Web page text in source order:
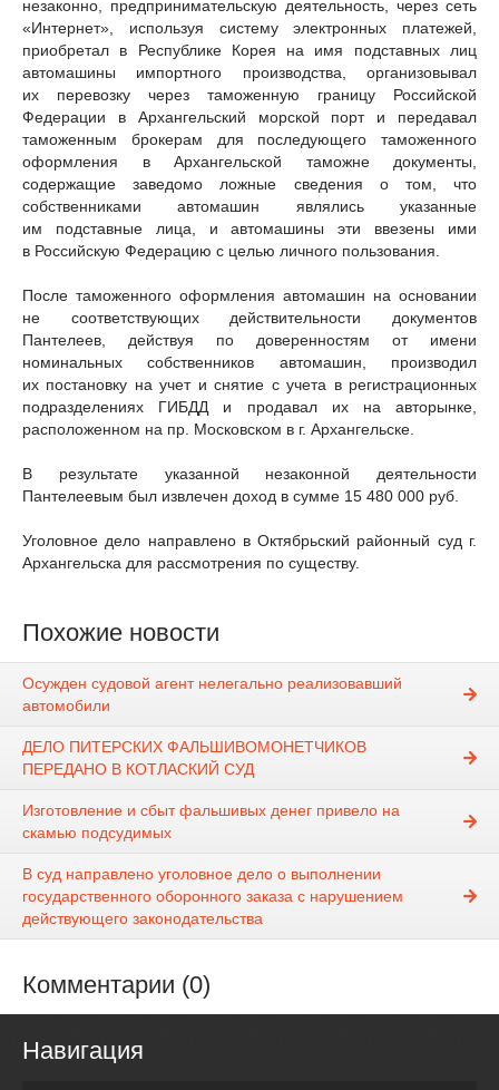
незаконно, предпринимательскую деятельность, через сеть
«Интернет», используя систему электронных платежей,
приобретал в Республике Корея на имя подставных лиц
автомашины импортного производства, организовывал
их перевозку через таможенную границу Российской
Федерации в Архангельский морской порт и передавал
таможенным брокерам для последующего таможенного
оформления в Архангельской таможне документы,
содержащие заведомо ложные сведения о том, что
собственниками автомашин являлись указанные
им подставные лица, и автомашины эти ввезены ими
в Российскую Федерацию с целью личного пользования.
После таможенного оформления автомашин на основании
не соответствующих действительности документов
Пантелеев, действуя по доверенностям от имени
номинальных собственников автомашин, производил
их постановку на учет и снятие с учета в регистрационных
подразделениях ГИБДД и продавал их на авторынке,
расположенном на пр. Московском в г. Архангельске.
В результате указанной незаконной деятельности
Пантелеевым был извлечен доход в сумме 15 480 000 руб.
Уголовное дело направлено в Октябрьский районный суд г.
Архангельска для рассмотрения по существу.
Похожие новости
Осужден судовой агент нелегально реализовавший
автомобили
ДЕЛО ПИТЕРСКИХ ФАЛЬШИВОМОНЕТЧИКОВ
ПЕРЕДАНО В КОТЛАСКИЙ СУД
Изготовление и сбыт фальшивых денег привело на
скамью подсудимых
В суд направлено уголовное дело о выполнении
государственного оборонного заказа с нарушением
действующего законодательства
Комментарии (0)
Навигация